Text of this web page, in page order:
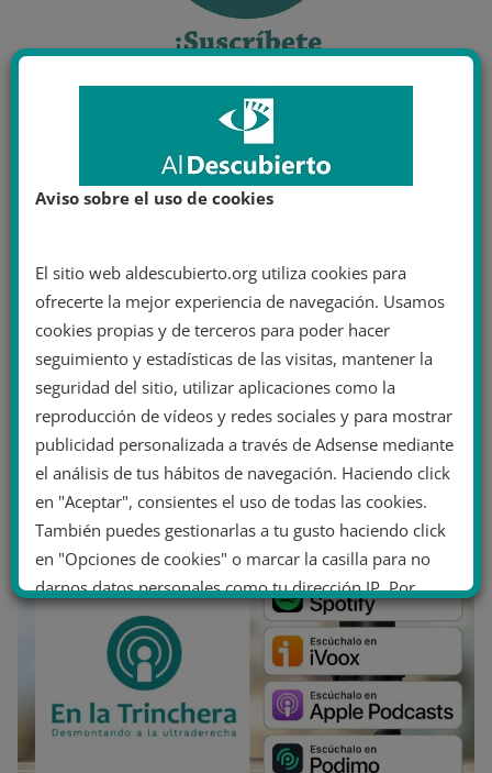
Aviso sobre el uso de cookies
El sitio web aldescubierto.org utiliza cookies para
ofrecerte la mejor experiencia de navegación. Usamos
cookies propias y de terceros para poder hacer
seguimiento y estadísticas de las visitas, mantener la
seguridad del sitio, utilizar aplicaciones como la
reproducción de vídeos y redes sociales y para mostrar
publicidad personalizada a través de Adsense mediante
el análisis de tus hábitos de navegación. Haciendo click
en "Aceptar", consientes el uso de todas las cookies.
También puedes gestionarlas a tu gusto haciendo click
en "Opciones de cookies" o marcar la casilla para no
darnos datos personales como tu dirección IP. Por
último, puedes leer nuestra Política de cookies.
No dar mi información personal
Aceptar cookies